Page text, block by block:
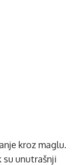
kroz maglu.
su unutrašnji